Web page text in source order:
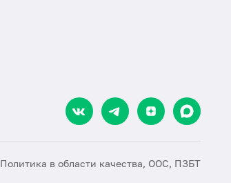
Политика в области качества, ООС, ПЗБТ